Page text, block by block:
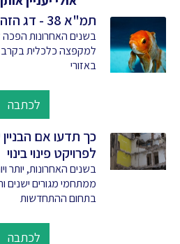
תמ"א 38 - דג הזהב של הדיירים
למקפצה כלכלית בקרב
באזורי
לכתבה
כך תדעו אם
לפרויקט פינוי בינוי
בשנים האחרונות, יותר
ממתחמי מגורים ישנים
בתחום ההתחדשות
לכתבה